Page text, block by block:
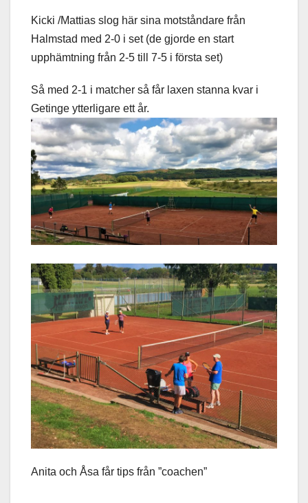
Kicki /Mattias slog här sina motståndare från
Halmstad med 2-0 i set (de gjorde en start
upphämtning från 2-5 till 7-5 i första set)
Så med 2-1 i matcher så får laxen stanna kvar i
Getinge ytterligare ett år.
Anita och Åsa får tips från ”coachen”